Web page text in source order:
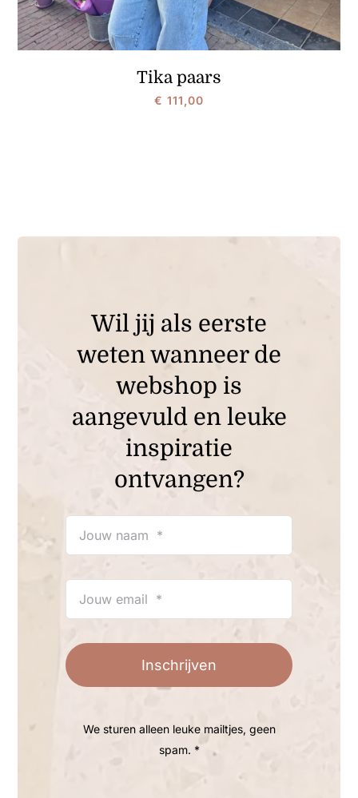
Tika paars
€ 111,00
Wil jij als eerste
weten wanneer de
webshop is
aangevuld en leuke
inspiratie
ontvangen?
Inschrijven
We sturen alleen leuke mailtjes, geen
spam. *